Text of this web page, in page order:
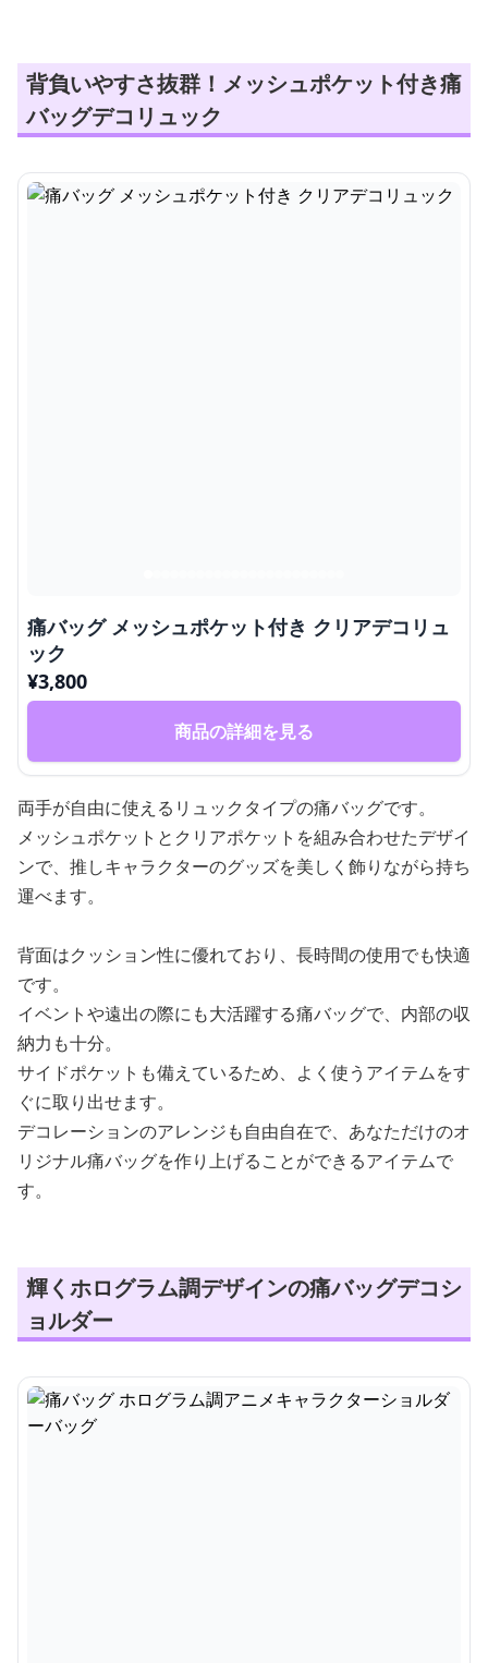
背負いやすさ抜群！メッシュポケット付き痛
バッグデコリュック
痛バッグ メッシュポケット付き クリアデコリュ
ック
¥3,800
商品の詳細を見る
両手が自由に使えるリュックタイプの痛バッグです。
メッシュポケットとクリアポケットを組み合わせたデザイ
ンで、推しキャラクターのグッズを美しく飾りながら持ち
運べます。
背面はクッション性に優れており、長時間の使用でも快適
です。
イベントや遠出の際にも大活躍する痛バッグで、内部の収
納力も十分。
サイドポケットも備えているため、よく使うアイテムをす
ぐに取り出せます。
デコレーションのアレンジも自由自在で、あなただけのオ
リジナル痛バッグを作り上げることができるアイテムで
す。
輝くホログラム調デザインの痛バッグデコシ
ョルダー